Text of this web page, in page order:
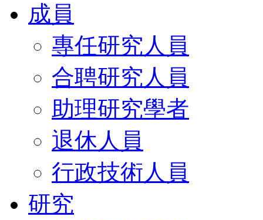
成員
專任研究人員
合聘研究人員
助理研究學者
退休人員
行政技術人員
研究